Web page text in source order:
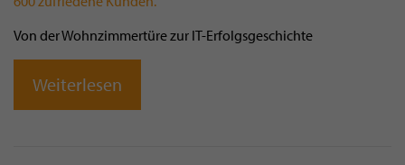
Von der Wohnzimmertüre zur IT-Erfolgsgeschichte
Weiterlesen